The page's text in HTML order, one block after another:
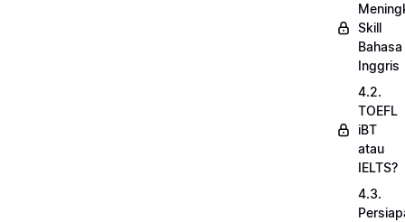
Skill
Bahasa
Inggris
4.2.
TOEFL
iBT
atau
IELTS?
4.3.